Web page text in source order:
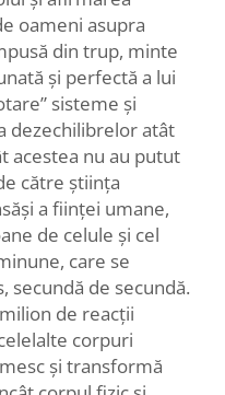
oameni asupra
din trup, minte
și perfectă a lui
sisteme și
dezechilibrelor atât
acestea nu au putut
către știința
a ființei umane,
de celule și cel
care se
secundă de secundă.
de reacții
corpuri
și transformă